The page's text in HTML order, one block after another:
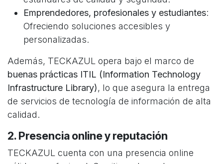
Emprendedores, profesionales y estudiantes:
Ofreciendo soluciones accesibles y
personalizadas.
Además, TECKAZUL opera bajo el marco de
buenas prácticas ITIL (Information Technology
Infrastructure Library), lo que asegura la entrega
de servicios de tecnología de información de alta
calidad.
2. Presencia online y reputación
TECKAZUL cuenta con una presencia online